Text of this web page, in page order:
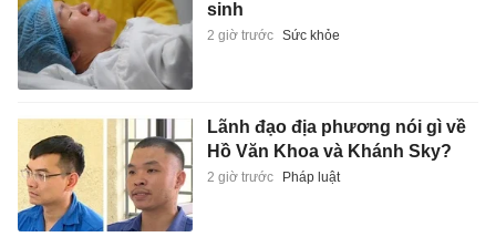
sinh
2 giờ trước Sức khỏe
Lãnh đạo địa phương nói gì về
Hồ Văn Khoa và Khánh Sky?
2 giờ trước Pháp luật